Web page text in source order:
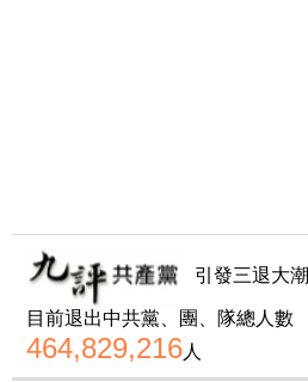
引發三退大潮
目前退出中共黨、團、隊總人數
464,829,216人